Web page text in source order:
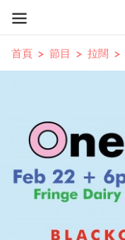
首頁 節目 拉闊